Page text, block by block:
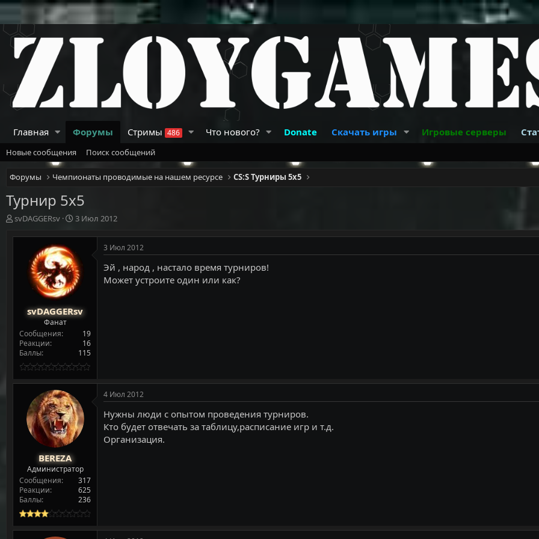
Главная Форумы Стримы 486 Что нового? Donate Скачать игры Игровые серверы
Новые сообщения Поиск сообщений
Форумы Чемпионаты проводимые на нашем ресурсе CS:S Турниры 5x5
Турнир 5х5
А
т
svDAGGERsv
Д
т
н
а
ч
а
а
3 Июл 2012
svDAGGERsv
Фанат
Сообщения
19
Реакции
16
Баллы
115
3 Июл 2012
Эй , народ , настало время турниров!
Может устроите один или как?
BEREZA
Администратор
Сообщения
317
Реакции
625
Баллы
236
4 Июл 2012
Нужны люди с опытом проведения турниров.
Кто будет отвечать за таблицу,расписание игр и т.д.
Организация.